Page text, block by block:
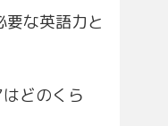
な英語力と
どのくら